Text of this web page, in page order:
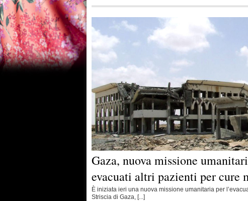
Gaza, nuova missione
evacuati altri pazienti per cure
È iniziata ieri una nuova missione umanitaria per
Striscia di Gaza, [...]